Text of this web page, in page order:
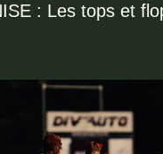
: Les tops et